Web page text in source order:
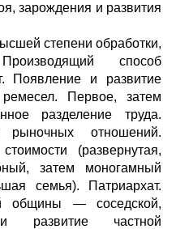
зарождения и развития
степени обработки,
способ
Появление и развитие
ремесел. Первое, затем
разделение труда.
отношений.
(развернутая,
затем моногамный
семья). Патриархат.
общины — соседской,
развитие частной